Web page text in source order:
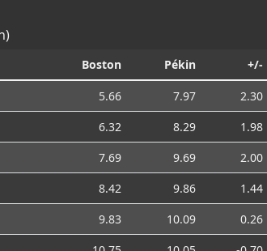
Boston Pékin +/-
5.66 7.97
2.30
6.32 8.29
1.98
7.69 9.69
2.00
8.42 9.86
1.44
9.83 10.09
0.26